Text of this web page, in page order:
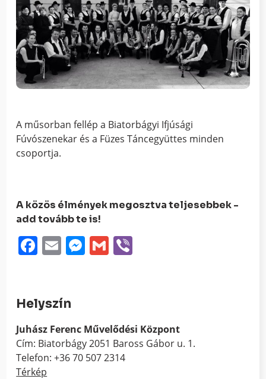
A műsorban fellép a Biatorbágyi Ifjúsági
Fúvószenekar és a Füzes Táncegyüttes minden
csoportja.
A közös élmények megosztva teljesebbek -
add tovább te is!
Facebook
EmailMessenger
Gmail
Helyszín
Juhász Ferenc Művelődési Központ
Cím: Biatorbágy 2051 Baross Gábor u. 1.
Telefon: +36 70 507 2314
Térkép